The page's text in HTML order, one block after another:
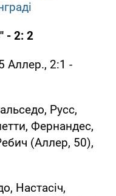
- 2: 2
Аллер., 2:1 -
Русс,
Фернандес,
(Аллер, 50),
Настасіч,